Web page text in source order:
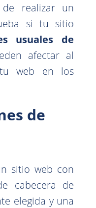
realizar un
si tu sitio
usuales de
afectar al
web en los
de
sitio web con
cabecera de
elegida y una